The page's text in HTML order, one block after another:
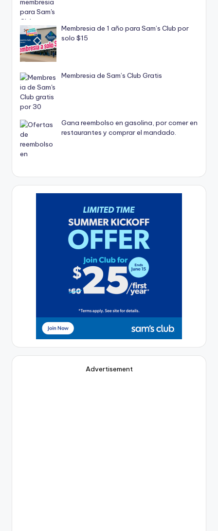
Membresia de 1 año para Sam’s Club por
solo $15
Membresia de Sam’s Club Gratis
Gana reembolso en gasolina, por comer en
restaurantes y comprar el mandado.
Advertisement